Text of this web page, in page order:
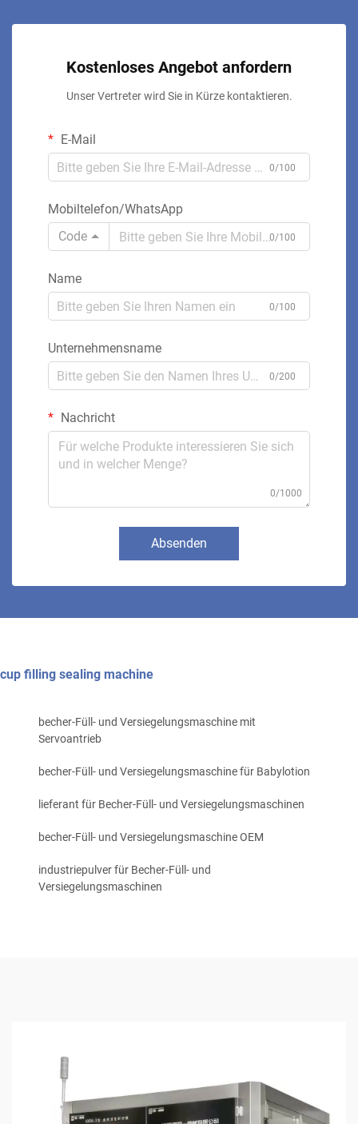
Kostenloses Angebot anfordern
Unser Vertreter wird Sie in Kürze kontaktieren.
E-Mail
0/100
Mobiltelefon/WhatsApp
Code
0/100
Name
0/100
Unternehmensname
0/200
Nachricht
0/1000
Absenden
cup filling sealing machine
becher-Füll- und Versiegelungsmaschine mit
Servoantrieb
becher-Füll- und Versiegelungsmaschine für Babylotion
lieferant für Becher-Füll- und Versiegelungsmaschinen
becher-Füll- und Versiegelungsmaschine OEM
industriepulver für Becher-Füll- und
Versiegelungsmaschinen